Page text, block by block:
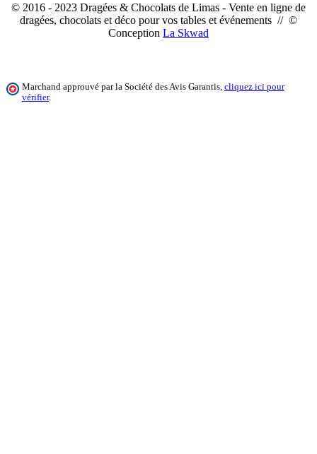
© 2016 - 2023 Dragées & Chocolats de Limas - Vente en ligne de
dragées, chocolats et déco pour vos tables et événements // ©
Conception La Skwad
Marchand approuvé par la Société des Avis Garantis, cliquez ici pour
vérifier.